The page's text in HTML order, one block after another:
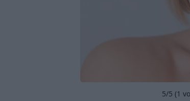
5/5 (1